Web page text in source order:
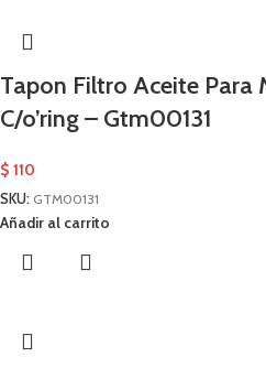
Tapon Filtro Aceite Para
C/o’ring – Gtm00131
$ 110
SKU: GTM00131
Añadir al carrito